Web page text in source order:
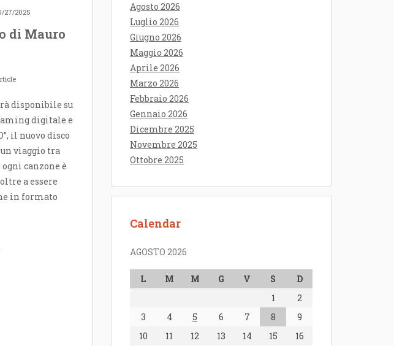
27/2025
di Mauro
disponibile su
digitale e
il nuovo disco
un viaggio tra
canzone è
a essere
in formato
Agosto 2026
Luglio 2026
Giugno 2026
Maggio 2026
Aprile 2026
Marzo 2026
Febbraio 2026
Gennaio 2026
Dicembre 2025
Novembre 2025
Ottobre 2025
Calendar
AGOSTO 2026
L M M G V S
D
1
2
3
4 5 6 7 8
9
10
11 12 13 14 15
16